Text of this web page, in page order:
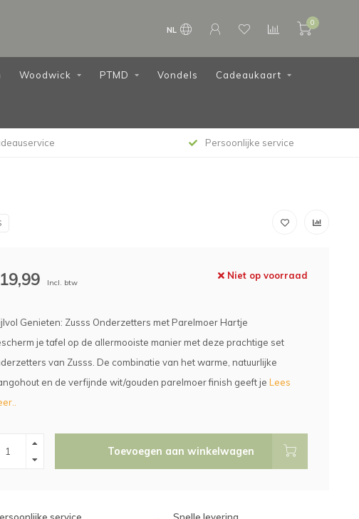
NL
0
Woodwick PTMD Vondels Cadeaukaart
Persoonlijke service
Incl. btw
Niet op voorraad
Genieten: Zusss Onderzetters met Parelmoer Hartje
je tafel op de allermooiste manier met deze prachtige set
van Zusss. De combinatie van het warme, natuurlijke
en de verfijnde wit/gouden parelmoer finish geeft je Lees
Toevoegen aan winkelwagen